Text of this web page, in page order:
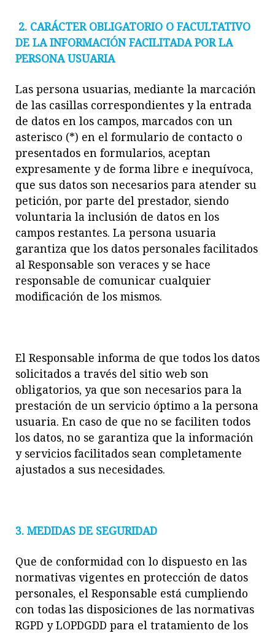
2. CARÁCTER OBLIGATORIO O FACULTATIVO
DE LA INFORMACIÓN FACILITADA POR LA
PERSONA USUARIA
Las persona usuarias, mediante la marcación
de las casillas correspondientes y la entrada
de datos en los campos, marcados con un
asterisco (*) en el formulario de contacto o
presentados en formularios, aceptan
expresamente y de forma libre e inequívoca,
que sus datos son necesarios para atender su
petición, por parte del prestador, siendo
voluntaria la inclusión de datos en los
campos restantes. La persona usuaria
garantiza que los datos personales facilitados
al Responsable son veraces y se hace
responsable de comunicar cualquier
modificación de los mismos.
El Responsable informa de que todos los datos
solicitados a través del sitio web son
obligatorios, ya que son necesarios para la
prestación de un servicio óptimo a la persona
usuaria. En caso de que no se faciliten todos
los datos, no se garantiza que la información
y servicios facilitados sean completamente
ajustados a sus necesidades.
3. MEDIDAS DE SEGURIDAD
Que de conformidad con lo dispuesto en las
normativas vigentes en protección de datos
personales, el Responsable está cumpliendo
con todas las disposiciones de las normativas
RGPD y LOPDGDD para el tratamiento de los